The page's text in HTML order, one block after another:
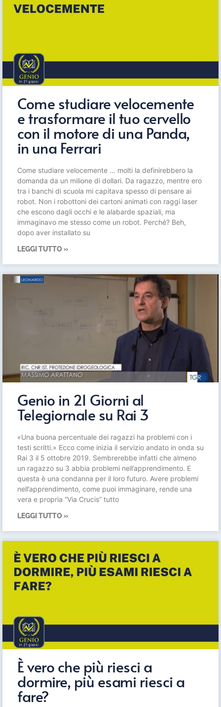
Come studiare velocemente
e trasformare il tuo cervello
con il motore di una Panda,
in una Ferrari
Come studiare velocemente … molti la definirebbero la
domanda da un milione di dollari. Da ragazzo, mentre ero
tra i banchi di scuola mi capitava spesso di pensare ai
robot. Non i robottoni dei cartoni animati con raggi laser
che escono dagli occhi e le alabarde spaziali, ma
immaginavo me stesso come un robot. Perché? Beh,
dopo aver installato su
LEGGI TUTTO »
Genio in 21 Giorni al
Telegiornale su Rai 3
«Una buona percentuale dei ragazzi ha problemi con i
testi scritti.» Ecco come inizia il servizio andato in onda su
Rai 3 il 5 ottobre 2019. Sembrerebbe infatti che almeno
un ragazzo su 3 abbia problemi nell’apprendimento. E
questa è una condanna per il loro futuro. Avere problemi
nell’apprendimento, come puoi immaginare, rende una
vera e propria “Via Crucis” tutto
LEGGI TUTTO »
È vero che più riesci a
dormire, più esami riesci a
fare?